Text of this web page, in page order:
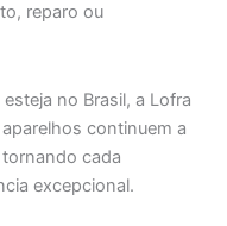
reparo ou
no Brasil, a Lofra
continuem a
cada
excepcional.